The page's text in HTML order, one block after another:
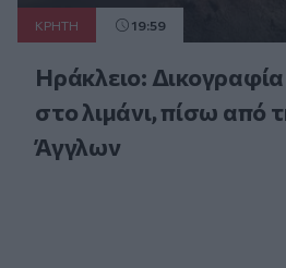
ΚΡΗΤΗ 19:59
Ηράκλειο:
στο λιμάνι, πίσω από
Άγγλων